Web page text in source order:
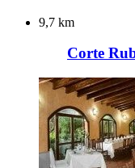
9,7 km
Corte